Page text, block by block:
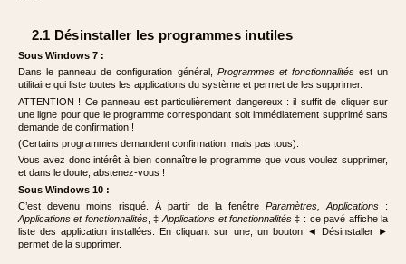
2.1 Désinstaller les programmes inutiles
Sous Windows 7 :
Dans le panneau de configuration général, Programmes et fonctionnalitésest un
utilitaire qui liste toutes les applications du système et permet de les supprimer.
ATTENTION ! Ce panneau est particulièrement dangereux : il suffit de cliquer sur
une ligne pour que le programme correspondant soit immédiatement supprimé sans
demande de confirmation !
(Certains programmes demandent confirmation, mais pas tous).
Vous avez donc intérêt à bien connaître le programme que vous voulez supprimer,
et dans le doute, abstenez-vous !
Sous Windows 10 :
C’est devenu moins risqué. À partir de la fenêtre Paramètres, Applications:
Applications et fonctionnalités, ‡Applications et fonctionnalités ‡ : ce pavé affiche la
liste des application installées. En cliquant sur une, un bouton ◄ Désinstaller ►
permet de la supprimer.